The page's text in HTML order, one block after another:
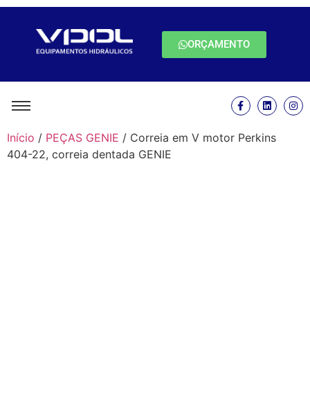
ORÇAMENTO
Início / PEÇAS GENIE / Correia em V motor Perkins
404-22, correia dentada GENIE